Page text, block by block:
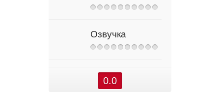
Озвучка
0.0